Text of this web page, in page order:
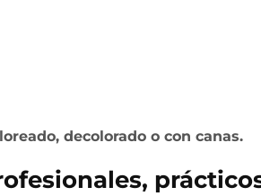
decolorado o con canas.